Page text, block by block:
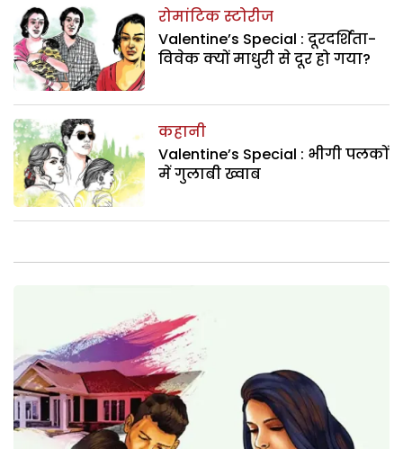
रोमांटिक स्टोरीज
Valentine’s Special : दूरदर्शिता-
विवेक क्यों माधुरी से दूर हो गया?
कहानी
Valentine’s Special : भीगी पलकों
में गुलाबी ख्वाब